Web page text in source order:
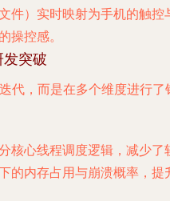
件）实时映射为手机的触控
操控感。
突破
代，而是在多个维度进行了
核心线程调度逻辑，减少了
的内存占用与崩溃概率，提